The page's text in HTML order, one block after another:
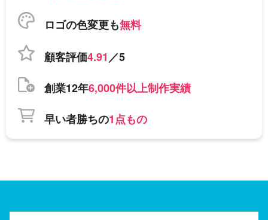
ロゴの色変更も無料
顧客評価4.91／5
創業12年6,000件以上制作実績
早い者勝ちの1点もの